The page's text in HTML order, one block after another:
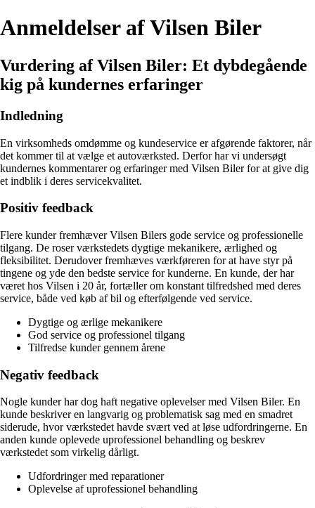
Anmeldelser af Vilsen Biler
Vurdering af Vilsen Biler: Et dybdegående
kig på kundernes erfaringer
Indledning
En virksomheds omdømme og kundeservice er afgørende faktorer, når
det kommer til at vælge et autoværksted. Derfor har vi undersøgt
kundernes kommentarer og erfaringer med Vilsen Biler for at give dig
et indblik i deres servicekvalitet.
Positiv feedback
Flere kunder fremhæver Vilsen Bilers gode service og professionelle
tilgang. De roser værkstedets dygtige mekanikere, ærlighed og
fleksibilitet. Derudover fremhæves værkføreren for at have styr på
tingene og yde den bedste service for kunderne. En kunde, der har
været hos Vilsen i 20 år, fortæller om konstant tilfredshed med deres
service, både ved køb af bil og efterfølgende ved service.
Dygtige og ærlige mekanikere
God service og professionel tilgang
Tilfredse kunder gennem årene
Negativ feedback
Nogle kunder har dog haft negative oplevelser med Vilsen Biler. En
kunde beskriver en langvarig og problematisk sag med en smadret
siderude, hvor værkstedet havde svært ved at løse udfordringerne. En
anden kunde oplevede uprofessionel behandling og beskrev
værkstedet som virkelig dårligt.
Udfordringer med reparationer
Oplevelse af uprofessionel behandling